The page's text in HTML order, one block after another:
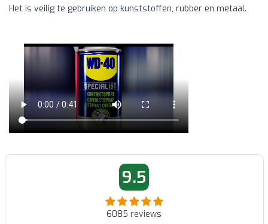
Het is veilig te gebruiken op kunststoffen, rubber en metaal.
9.5
6085 reviews